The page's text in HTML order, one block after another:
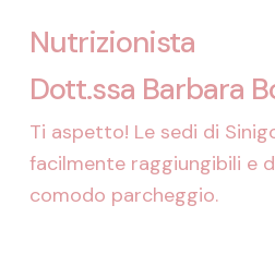
Nutrizionista
Dott.ssa Barbara
Ti aspetto! Le sedi di
facilmente raggiungibili e
comodo parcheggio.